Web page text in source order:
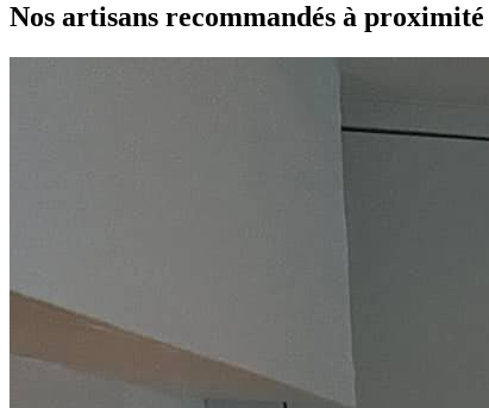
Nos artisans recommandés à proximité